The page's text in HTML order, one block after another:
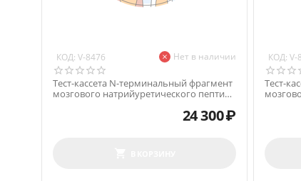
КОД: V-8476 Нет в наличии
Тест-кассета N-терминальный фрагмент
мозгового натрийуретического пептида
24 300₽
КОД: V-
Тест-